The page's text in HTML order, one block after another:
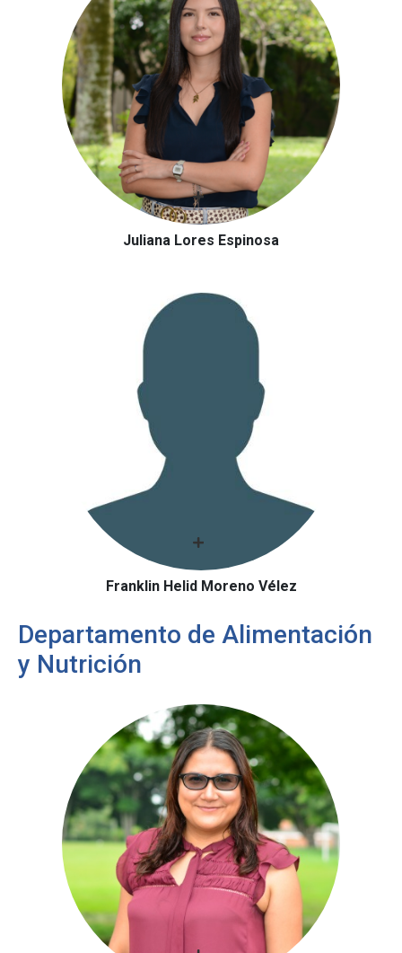
Juliana Lores Espinosa
Franklin Helid Moreno Vélez
Departamento de Alimentación
y Nutrición